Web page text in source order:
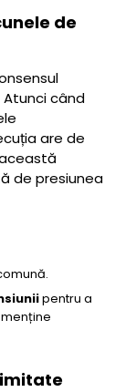
de
când
are de
de presiunea
pentru a